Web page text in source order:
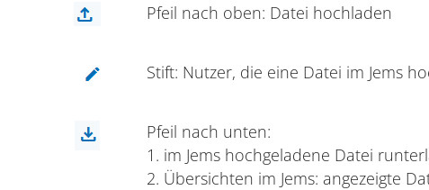
Pfeil nach oben: Datei hochladen
Stift: Nutzer, die eine Datei im Jems
Pfeil nach unten:
1. im Jems hochgeladene Datei
2. Übersichten im Jems: angezeigte